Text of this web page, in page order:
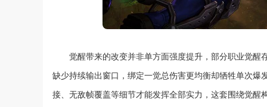
觉醒带来的改变并非单方面强度提升，部分职业觉
缺少持续输出窗口，绑定一觉总伤害更均衡却牺牲单次
接、无敌帧覆盖等细节才能发挥全部实力，这套围绕觉